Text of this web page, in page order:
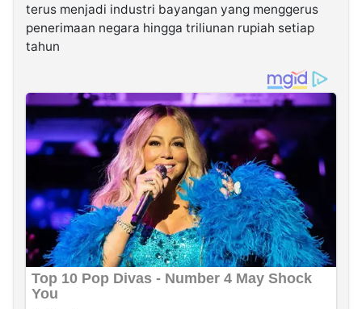
terus menjadi industri bayangan yang menggerus
penerimaan negara hingga triliunan rupiah setiap
tahun